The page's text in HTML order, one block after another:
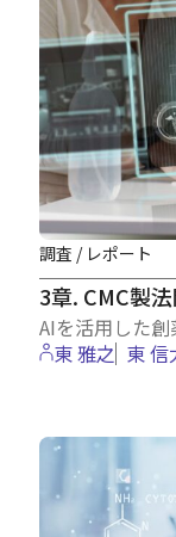
3章. CMC製
AIを活用した
調査 / レポート
東 雅之 東 信